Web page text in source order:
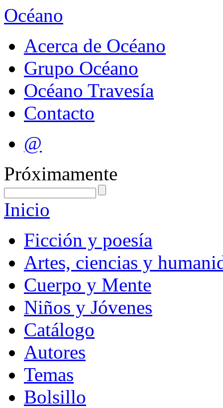
Océano
Acerca de Océano
Grupo Océano
Océano Travesía
Contacto
@
Próximamente
Inicio
Ficción y poesía
Artes, ciencias y
Cuerpo y Mente
Niños y Jóvenes
Catálogo
Autores
Temas
Bolsillo